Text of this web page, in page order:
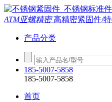
ATM亚螺精密高精密紧固件/
产品分类
185-5007-5858
185-5007-5858
首页